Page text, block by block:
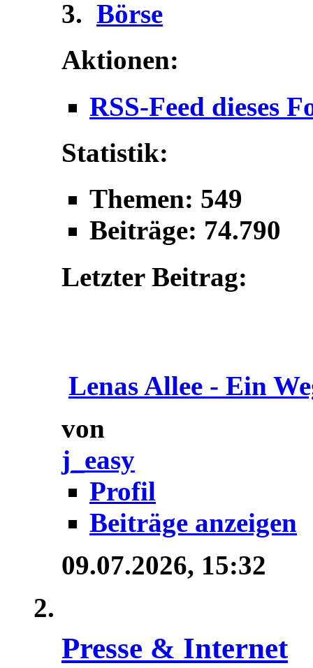
Börse
Aktionen:
RSS-Feed dieses
Statistik:
Themen: 549
Beiträge: 74.790
Letzter Beitrag:
Lenas Allee - Ein
von
j_easy
Profil
Beiträge anzeigen
09.07.2026, 15:32
Presse & Internet